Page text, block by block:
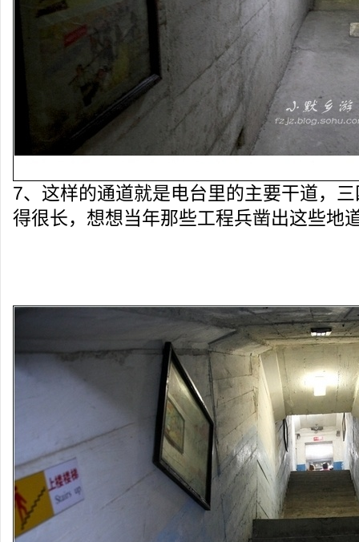
7、这样的通道就是电台里的主要干道，
得很长，想想当年那些工程兵凿出这些地